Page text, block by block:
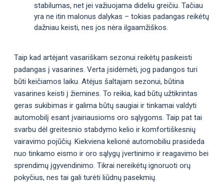
stabilumas, net jei važiuojama dideliu greičiu. Tačiau
yra ne itin malonus dalykas – tokias padangas reikėtų
dažniau keisti, nes jos nėra ilgaamžiškos.
Taip kad artėjant vasariškam sezonui reikėtų pasikeisti
padangas į vasarines. Verta įsidėmėti, jog padangos turi
būti keičiamos laiku. Atėjus šaltajam sezonui, būtina
vasarines keisti į žiemines. To reikia, kad būtų užtikrintas
geras sukibimas ir galima būtų saugiai ir tinkamai valdyti
automobilį esant įvairiausioms oro sąlygoms. Taip pat tai
svarbu dėl greitesnio stabdymo kelio ir komfortiškesnių
vairavimo pojūčių. Kiekviena kelionė automobiliu prasideda
nuo tinkamo eismo ir oro sąlygų įvertinimo ir reagavimo bei
sprendimų įgyvendinimo. Tikrai nereikėtų ignoruoti orų
pokyčius, nes tai gali turėti liūdnų pasekmių.